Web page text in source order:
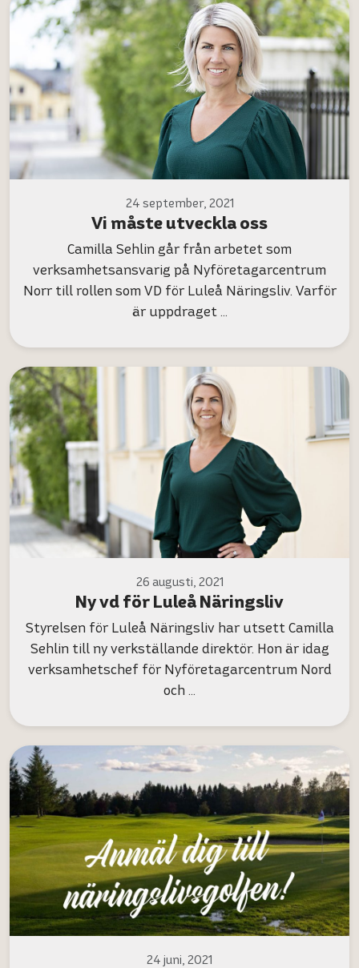
24 september, 2021
Vi måste utveckla oss
Camilla Sehlin går från arbetet som
verksamhetsansvarig på Nyföretagarcentrum
Norr till rollen som VD för Luleå Näringsliv. Varför
är uppdraget …
26 augusti, 2021
Ny vd för Luleå Näringsliv
Styrelsen för Luleå Näringsliv har utsett Camilla
Sehlin till ny verkställande direktör. Hon är idag
verksamhetschef för Nyföretagarcentrum Nord
och …
24 juni, 2021